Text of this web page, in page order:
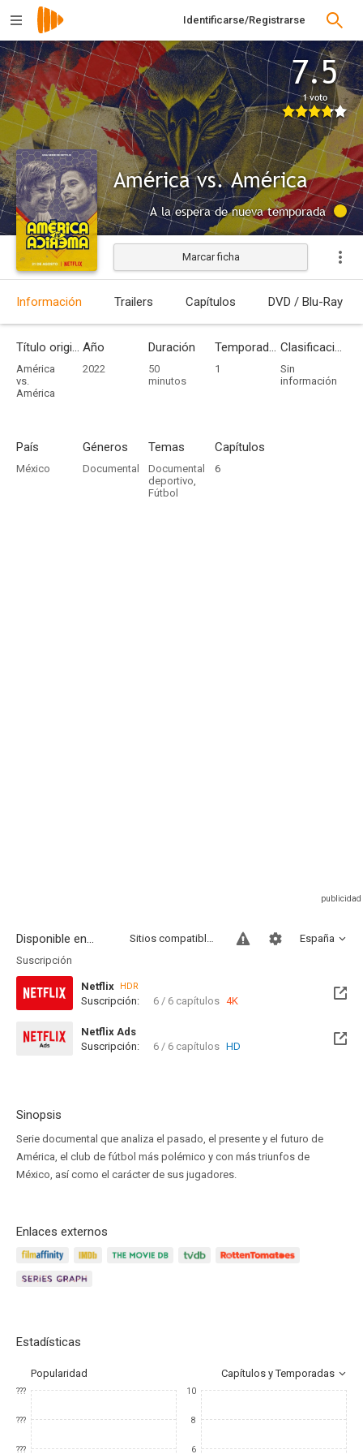
Identificarse/Registrarse
7.5
1 voto
América vs. América
A la espera de nueva temporada
Marcar ficha
Información Trailers Capítulos DVD / Blu-Ray
Título original
América
vs.
América
Año
2022
Duración
50
minutos
Temporadas
1
Clasificación por edades
Sin
información
País
México
Géneros
Documental
Temas
Documental
deportivo,
Fútbol
Capítulos
6
Disponible en... España
Sitios compatibles
Suscripción
Netflix HDR
Suscripción: 6 / 6 capítulos 4K
Netflix Ads
Suscripción:
6 / 6 capítulos HD
Sinopsis
Serie documental que analiza el pasado, el presente y el futuro de
América, el club de fútbol más polémico y con más triunfos de
México, así como el carácter de sus jugadores.
Enlaces externos
Estadísticas
Popularidad Capítulos y Temporadas
???
???
???
10
8
6